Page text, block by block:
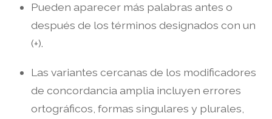
Pueden aparecer más palabras antes o
después de los términos designados con un
(+).
Las variantes cercanas de los modificadores
de concordancia amplia incluyen errores
ortográficos, formas singulares y plurales,